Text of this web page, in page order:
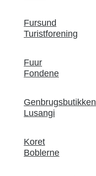
Fursund
Turistforening
Fuur
Fondene
Genbrugsbutikken
Lusangi
Koret
Boblerne